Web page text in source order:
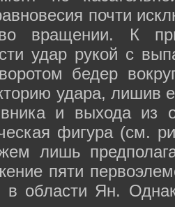
почти
вращении. К
удар рукой с
бедер
удара, лишив
и выхода из
фигура (см.
лишь
пяти
в области Ян.